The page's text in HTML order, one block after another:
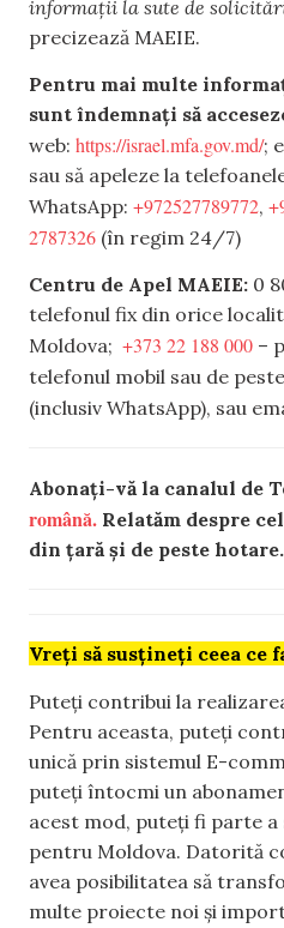
informații la sute de
precizează MAEIE.
Pentru mai multe
sunt îndemnați să
web: https://israel.mfa.gov.md/;
sau să apeleze la
WhatsApp: +972527789772,
2787326 (în regim 24/7)
Centru de Apel MAEIE: 0
telefonul fix din orice
Moldova; +373 22 188 000 –
telefonul mobil sau de
(inclusiv WhatsApp), sau
Abonați-vă la canalul de
română. Relatăm despre
din țară și de peste hotare.
Vreți să susțineți ceea ce
Puteți contribui la
Pentru aceasta, puteți
unică prin sistemul E-
puteți întocmi un
acest mod, puteți fi parte a
pentru Moldova. Datorită
avea posibilitatea să
multe proiecte noi și